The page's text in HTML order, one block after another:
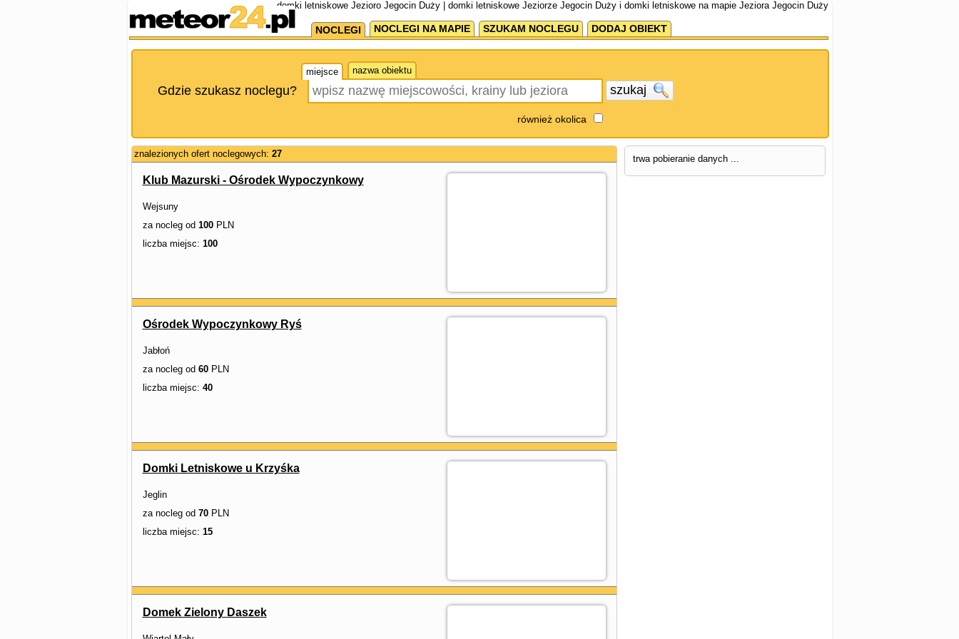
domki letniskowe Jezioro Jegocin Duży | domki letniskowe Jeziorze Jegocin Duży i domki letniskowe na mapie Jeziora Jegocin Duży
NOCLEGI NOCLEGI NA MAPIE SZUKAM NOCLEGU DODAJ OBIEKT
miejsce nazwa obiektu
Gdzie szukasz noclegu? szukaj
również okolica
znalezionych ofert noclegowych: 27
Klub Mazurski - Ośrodek Wypoczynkowy
Wejsuny
za nocleg od 100PLN
liczba miejsc: 100
Ośrodek Wypoczynkowy Ryś
Jabłoń
za nocleg od 60PLN
liczba miejsc: 40
Domki Letniskowe u Krzyśka
Jeglin
za nocleg od 70PLN
liczba miejsc: 15
Domek Zielony Daszek
trwa pobieranie danych ...